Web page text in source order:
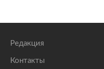
Редакция
Контакты